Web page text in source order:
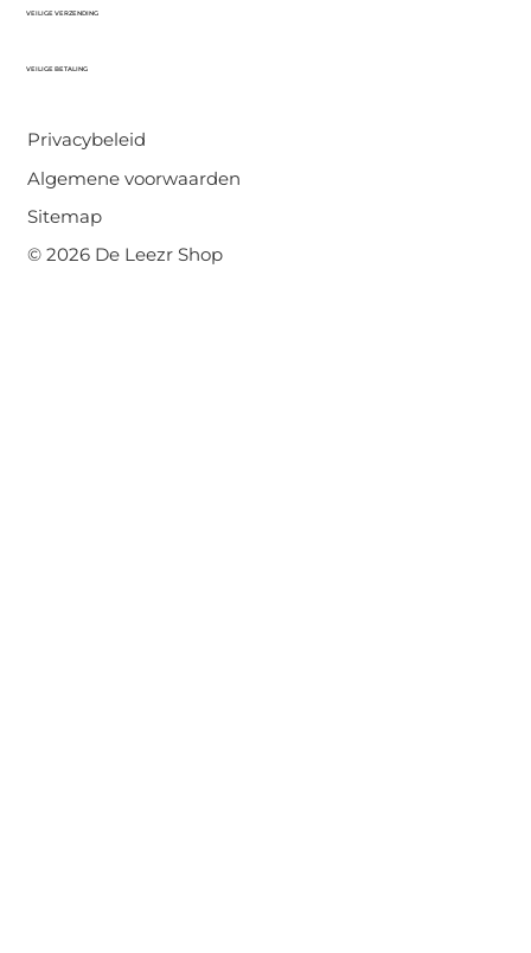
VEILIGE VERZENDING
VEILIGE BETALING
Privacybeleid
Algemene voorwaarden
Sitemap
© 2026 De Leezr Shop